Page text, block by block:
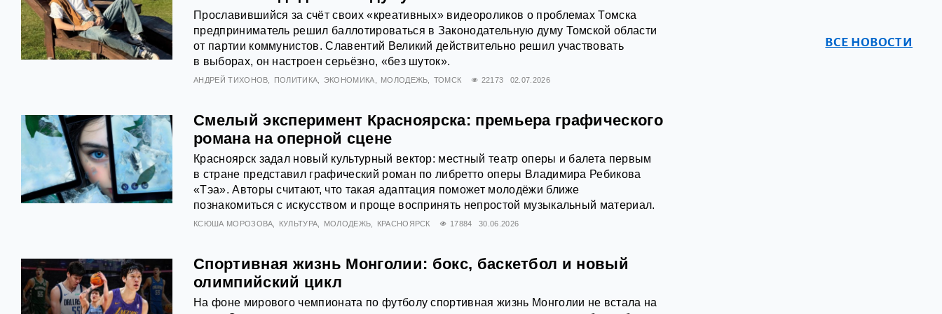
Прославившийся за счёт своих «креативных» видеороликов о проблемах Томска
предприниматель решил баллотироваться в Законодательную думу Томской области
от партии коммунистов. Славентий Великий действительно решил участвовать
в выборах, он настроен серьёзно, «без шуток».
АНДРЕЙ ТИХОНОВ ПОЛИТИКА ЭКОНОМИКА МОЛОДЕЖЬ ТОМСК 22173 02.07.2026
Смелый эксперимент Красноярска: премьера графического
романа на оперной сцене
Красноярск задал новый культурный вектор: местный театр оперы и балета первым
в стране представил графический роман по либретто оперы Владимира Ребикова
«Тэа». Авторы считают, что такая адаптация поможет молодёжи ближе
познакомиться с искусством и проще воспринять непростой музыкальный материал.
КСЮША МОРОЗОВА КУЛЬТУРА МОЛОДЕЖЬ КРАСНОЯРСК 17884 30.06.2026
Спортивная жизнь Монголии: бокс, баскетбол и новый
олимпийский цикл
На фоне мирового чемпионата по футболу спортивная жизнь Монголии не встала на
ВСЕ НОВОСТИ